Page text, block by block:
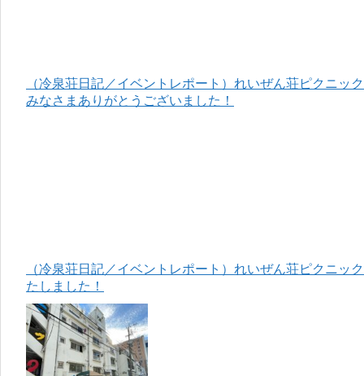
（冷泉荘日記／イベントレポート）れいぜん荘ピクニッ
みなさまありがとうございました！
（冷泉荘日記／イベントレポート）れいぜん荘ピクニッ
たしました！